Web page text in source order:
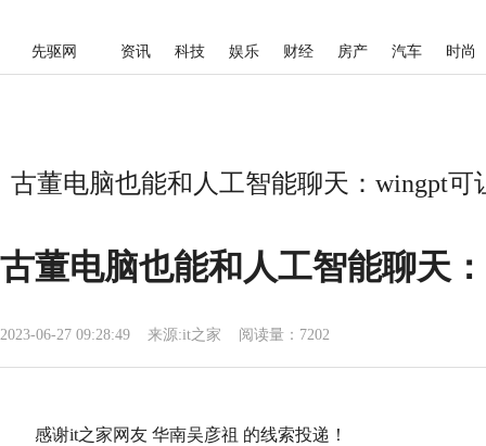
先驱网 资讯 科技 娱乐 财经 房产 汽车 时尚
古董电脑也能和人工智能聊天：wingpt可
古董电脑也能和人工智能聊天
2023-06-27 09:28:49 来源:it之家 阅读量：7202
感谢it之家网友 华南吴彦祖 的线索投递！